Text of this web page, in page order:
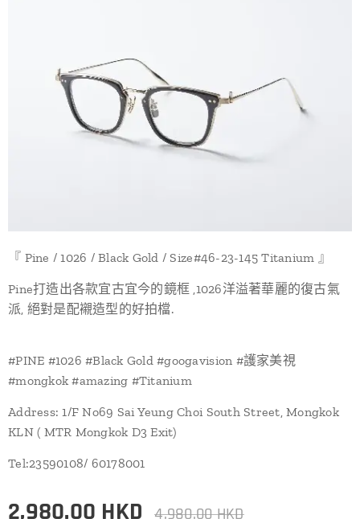
『 Pine / 1026 / Black Gold / Size#46-23-145 Titanium 』
Pine打造出各款宜古宜今的鏡框 ,1026洋溢著華麗的復古氣
派, 絕對是配襯造型的好拍檔.
#PINE #1026 #Black Gold #googavision #護家美視
#mongkok #amazing #Titanium
Address: 1/F No69 Sai Yeung Choi South Street, Mongkok
KLN ( MTR Mongkok D3 Exit)
Tel:23590108/ 60178001
2,980.00 HKD 4,980.00HKD